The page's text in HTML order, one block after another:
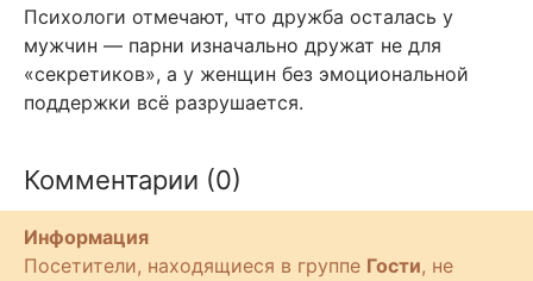
Психологи отмечают, что дружба осталась у
мужчин — парни изначально дружат не для
«секретиков», а у женщин без эмоциональной
поддержки всё разрушается.
Комментарии (0)
Информация
Посетители, находящиеся в группе Гости, не